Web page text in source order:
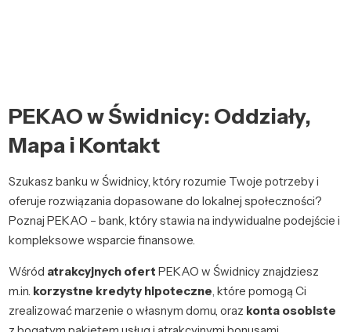
PEKAO w Świdnicy: Oddziały,
Mapa i Kontakt
Szukasz banku w Świdnicy, który rozumie Twoje potrzeby i
oferuje rozwiązania dopasowane do lokalnej społeczności?
Poznaj PEKAO – bank, który stawia na indywidualne podejście i
kompleksowe wsparcie finansowe.
Wśród atrakcyjnych ofert PEKAO w Świdnicy znajdziesz
m.in. korzystne kredyty hipoteczne, które pomogą Ci
zrealizować marzenie o własnym domu, oraz konta osobiste